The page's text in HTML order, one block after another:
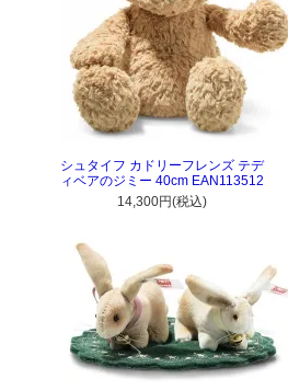
シュタイフ カドリーフレンズ テデ
ィベアのジミー 40cm EAN113512
14,300円(税込)